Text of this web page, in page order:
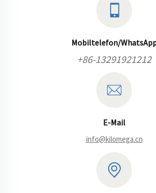
Mobiltelefon/
+86-13291921212
E-Mail
info@kilomega.cn